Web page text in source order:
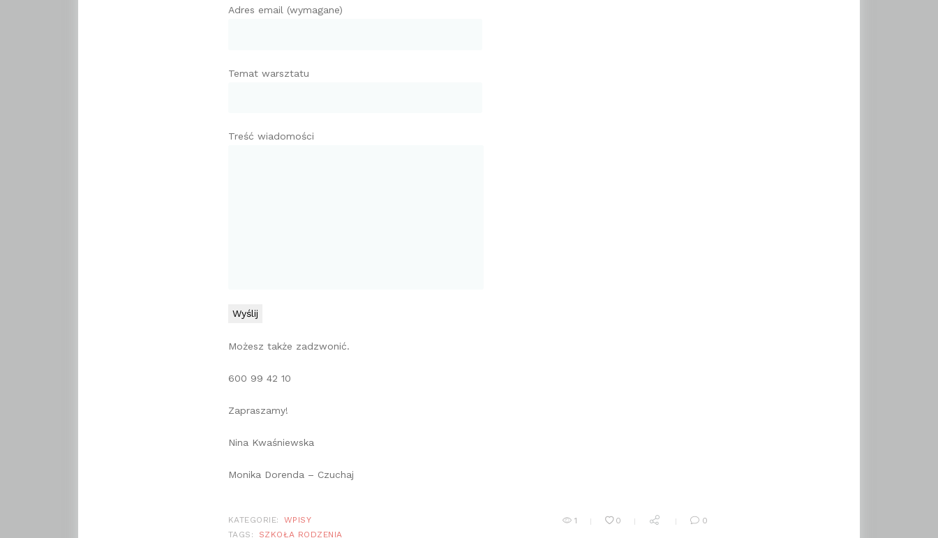
Adres email (wymagane)
Temat warsztatu
Treść wiadomości
Możesz także zadzwonić.
600 99 42 10
Zapraszamy!
Nina Kwaśniewska
Monika Dorenda – Czuchaj
KATEGORIE:
WPISY
TAGS:
SZKOŁA RODZENIA
1 0 0